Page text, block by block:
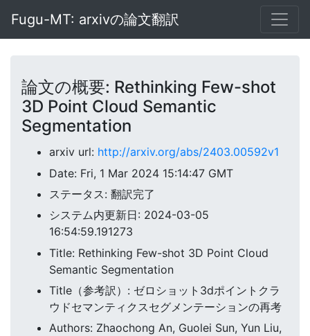
Fugu-MT: arxivの論文翻訳
論文の概要: Rethinking Few-shot
3D Point Cloud Semantic
Segmentation
arxiv url: http://arxiv.org/abs/2403.00592v1
Date: Fri, 1 Mar 2024 15:14:47 GMT
ステータス: 翻訳完了
システム内更新日: 2024-03-05
16:54:59.191273
Title: Rethinking Few-shot 3D Point Cloud
Semantic Segmentation
Title（参考訳）: ゼロショット3dポイントクラ
ウドセマンティクスセグメンテーションの再考
Authors: Zhaochong An, Guolei Sun, Yun Liu,